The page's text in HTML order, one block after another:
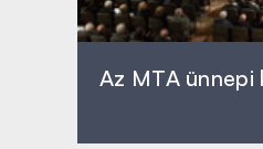
Az MTA ünnepi